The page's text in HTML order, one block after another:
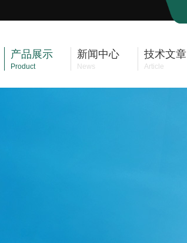
产品展示
Product
新闻中心
News
技术文章
Article